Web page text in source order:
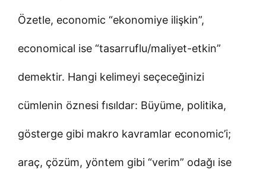
Özetle, economic “ekonomiye ilişkin”,
economical ise “tasarruflu/maliyet-etkin”
demektir. Hangi kelimeyi seçeceğinizi
cümlenin öznesi fısıldar: Büyüme, politika,
gösterge gibi makro kavramlar economic’i;
araç, çözüm, yöntem gibi “verim” odağı ise